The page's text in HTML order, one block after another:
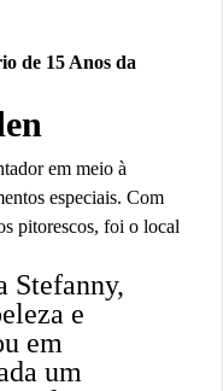
de 15 Anos da
em meio à
especiais. Com
pitorescos, foi o local
Stefanny,
e
em
um